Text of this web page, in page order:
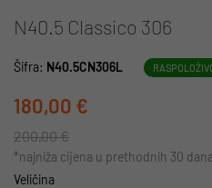
N40.5 Classico 306
Šifra: N40.5CN306L
180,00 €
200,00 €
*najniža cijena u prethodnih 30
Veličina